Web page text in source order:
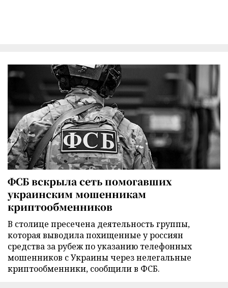
ФСБ вскрыла сеть помогавших
украинским мошенникам
криптообменников
В столице пресечена деятельность группы,
которая выводила похищенные у россиян
средства за рубеж по указанию телефонных
мошенников с Украины через нелегальные
криптообменники, сообщили в ФСБ.